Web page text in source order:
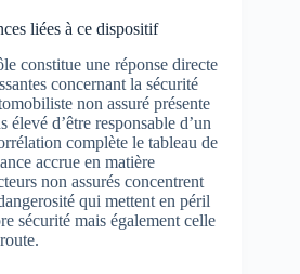
liées à ce dispositif
constitue une réponse directe
concernant la sécurité
non assuré présente
d’être responsable d’un
complète le tableau de
accrue en matière
non assurés concentrent
qui mettent en péril
sécurité mais également celle